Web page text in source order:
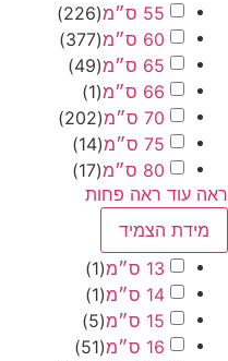
55 ס״מ
(
226
)
60 ס״מ
(
377
)
65 ס״מ
(
49
)
66 ס״מ
(
1
)
70 ס״מ
(
202
)
75 ס״מ
(
14
)
80 ס״מ
(
17
)
ראה פחות
הצמיד
13 ס״מ
(
1
)
14 ס״מ
(
1
)
15 ס״מ
(
5
)
16 ס״מ
(
51
)